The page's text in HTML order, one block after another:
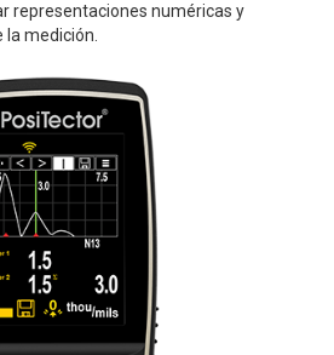
representaciones numéricas y
medición.